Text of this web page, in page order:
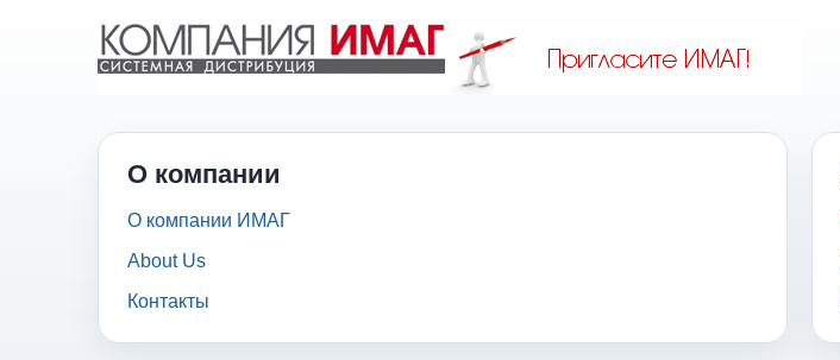
О компании
О компании ИМАГ
About Us
Контакты